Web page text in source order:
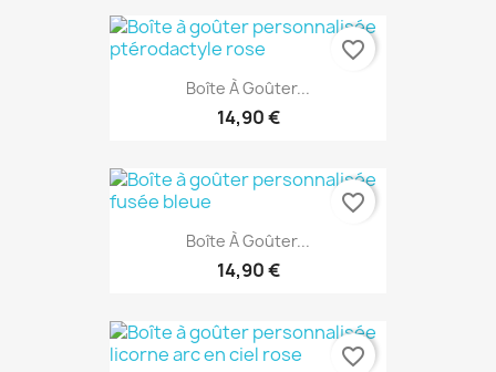
Boîte À Goûter...
14,90 €
favorite_border
Boîte À Goûter...
14,90 €
favorite_border
favorite_border